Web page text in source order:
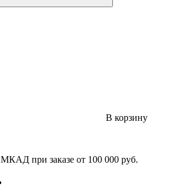
В корзину
при заказе от 100 000 руб.